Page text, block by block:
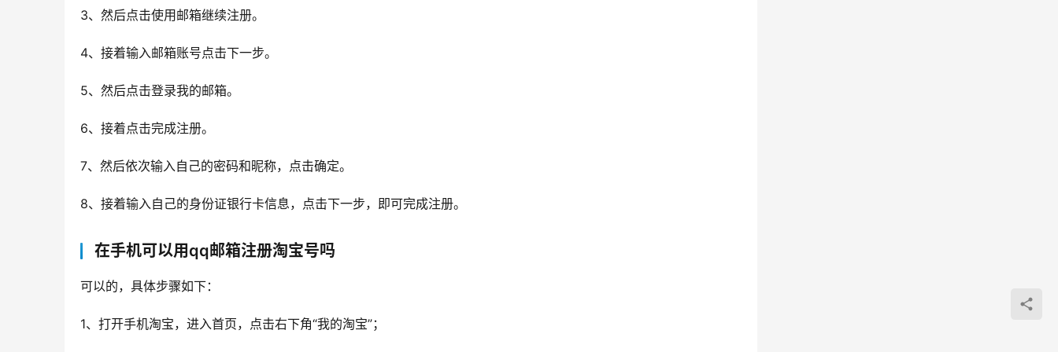
3、然后点击使用邮箱继续注册。
4、接着输入邮箱账号点击下一步。
5、然后点击登录我的邮箱。
6、接着点击完成注册。
7、然后依次输入自己的密码和昵称，点击确定。
8、接着输入自己的身份证银行卡信息，点击下一步，即可完成注册。
在手机可以用qq邮箱注册淘宝号吗
可以的，具体步骤如下：
1、打开手机淘宝，进入首页，点击右下角“我的淘宝”；